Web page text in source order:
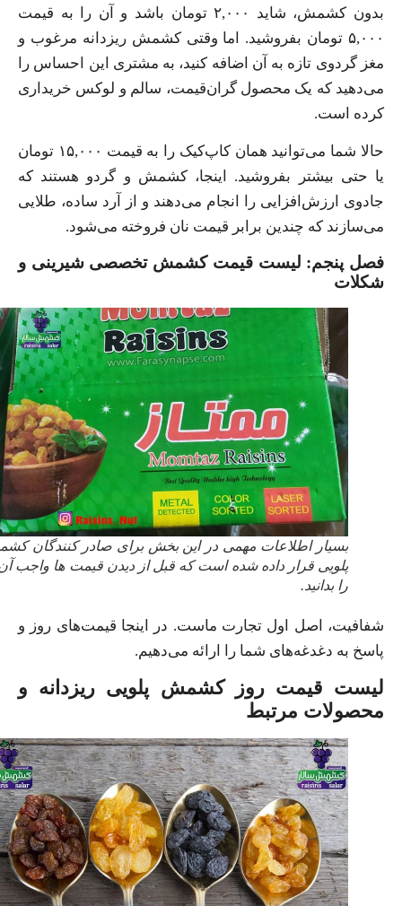
بدون کشمش، شاید ۲,۰۰۰ تومان باشد و آن را به قیمت
۵,۰۰۰ تومان بفروشید. اما وقتی کشمش ریزدانه مرغوب و
مغز گردوی تازه به آن اضافه کنید، به مشتری این احساس را
می‌دهید که یک محصول گران‌قیمت، سالم و لوکس خریداری
کرده است.
حالا شما می‌توانید همان کاپ‌کیک را به قیمت ۱۵,۰۰۰ تومان
یا حتی بیشتر بفروشید. اینجا، کشمش و گردو هستند که
جادوی ارزش‌افزایی را انجام می‌دهند و از آرد ساده، طلایی
می‌سازند که چندین برابر قیمت نان فروخته می‌شود.
فصل پنجم: لیست قیمت کشمش تخصصی شیرینی و
شکلات
بسیار اطلاعات مهمی در این بخش برای صادر کنندگان کشمش
پلویی قرار داده شده است که قبل از دیدن قیمت ها واجب آن ها
را بدانید.
شفافیت، اصل اول تجارت ماست. در اینجا قیمت‌های روز و
پاسخ به دغدغه‌های شما را ارائه می‌دهیم.
لیست قیمت روز کشمش پلویی ریزدانه و
محصولات مرتبط